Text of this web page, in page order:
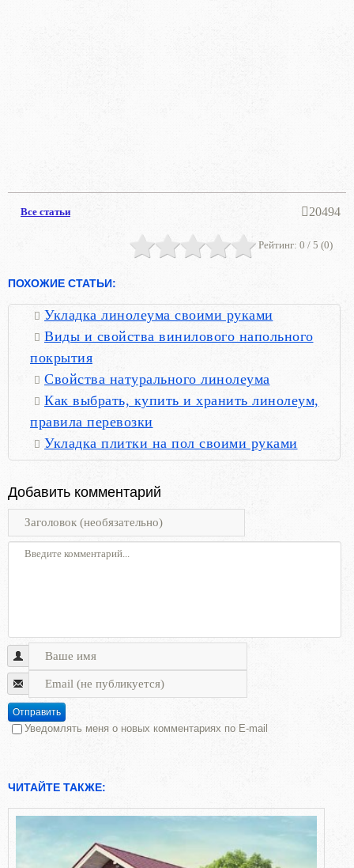
Все статьи 20494
Рейтинг: 0 / 5 (0)
ПОХОЖИЕ СТАТЬИ:
Укладка линолеума своими руками
Виды и свойства винилового напольного
покрытия
Свойства натурального линолеума
Как выбрать, купить и хранить линолеум,
правила перевозки
Укладка плитки на пол своими руками
Добавить комментарий
Отправить
Уведомлять меня о новых комментариях по E-mail
ЧИТАЙТЕ ТАКЖЕ: